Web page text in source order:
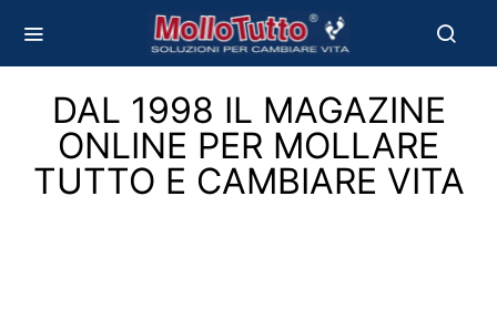
DAL 1998 IL MAGAZINE
ONLINE PER MOLLARE
TUTTO E CAMBIARE VITA